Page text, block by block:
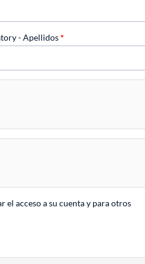
- Apellidos*
el acceso a su cuenta y para otros